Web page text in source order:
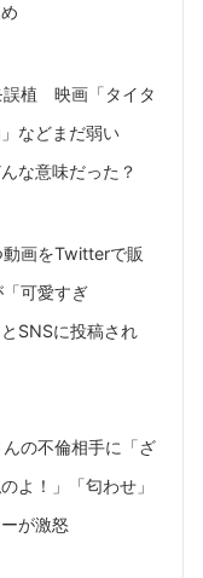
誤植 映画「タイタ
などまだ弱い
な意味だった？
画をTwitterで販
可愛すぎ
SNSに投稿され
の不倫相手に「ざ
よ！」「匂わせ」
が激怒